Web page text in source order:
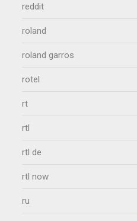
reddit
roland
roland garros
rotel
rt
rtl
rtl de
rtl now
ru